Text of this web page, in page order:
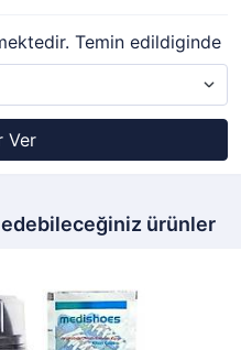
Temin edildiginde
Ver
ürünler